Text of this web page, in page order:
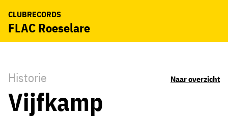
CLUBRECORDS
FLAC Roeselare
Historie Naar overzicht
Vijfkamp